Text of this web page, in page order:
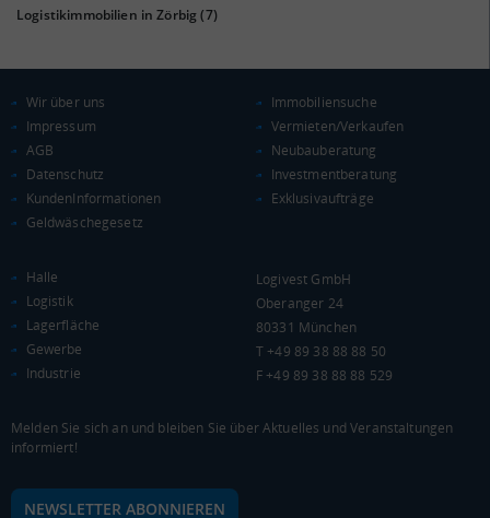
KAUFKRAFT
Euro pro Kopf
(Landkreis / Kreisfreie Stadt)
Kaufkraftindex
KAUFKRAFT - EURO PRO KOPF
0 €
Landkreis / Kreisfreie Stadt
Deutschland
Logistikimmobilien in Zörbig(7)
Wir über uns
Impressum
AGB
Datenschutz
KundenInformationen
Geldwäschegesetz
Immobiliensuche
Vermieten/Verkaufen
Neubauberatung
Investmentberatung
Exklusivaufträge
Halle
Logistik
Lagerfläche
Gewerbe
Industrie
Logivest GmbH
Oberanger 24
80331 München
T +49 89 38 88 88 50
F +49 89 38 88 88 529
Melden Sie sich an und bleiben Sie über Aktuelles und Veranstaltungen
informiert!
NEWSLETTER ABONNIEREN